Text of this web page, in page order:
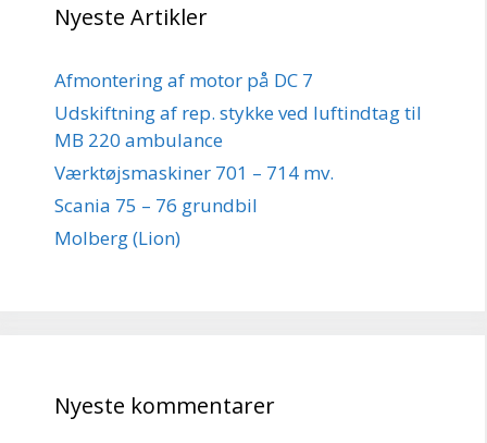
Nyeste Artikler
Afmontering af motor på DC 7
Udskiftning af rep. stykke ved luftindtag til
MB 220 ambulance
Værktøjsmaskiner 701 – 714 mv.
Scania 75 – 76 grundbil
Molberg (Lion)
Nyeste kommentarer